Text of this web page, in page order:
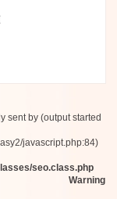
sent by (output started
javascript.php:84)
seo.class.php
Warning